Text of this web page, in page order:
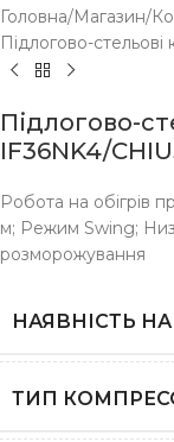
Головна/Магазин/
Підлогово-
Підлогово-
IF36NK4/
Робота на обігрів
м; Режим Swing;
розморожування
НАЯВНІСТЬ НА
ТИП